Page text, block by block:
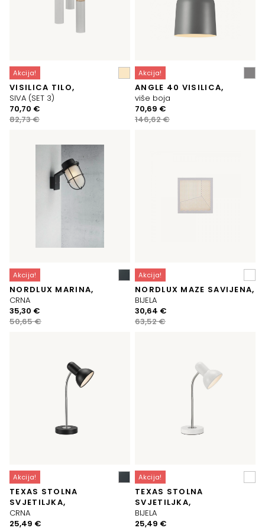
Akcija!
VISILICA TILO,
SIVA (SET 3)
82,73€
Izvorna
cijena
70,70 €
Trenutna
cijena
Akcija!
ANGLE 40 VISILICA,
više boja
146,62€
Izvorna
cijena
70,69 €
Trenutna
cijena
Akcija!
NORDLUX MARINA,
CRNA
50,65€
Izvorna
cijena
35,30 €
Trenutna
cijena
Akcija!
NORDLUX MAZE SAVIJENA,
BIJELA
63,52€
Izvorna
cijena
30,64 €
Trenutna
cijena
Akcija!
TEXAS STOLNA
SVJETILJKA,
CRNA
Izvorna
25,49 €
Trenutna
Akcija!
TEXAS STOLNA
SVJETILJKA,
BIJELA
Izvorna
25,49 €
Trenutna